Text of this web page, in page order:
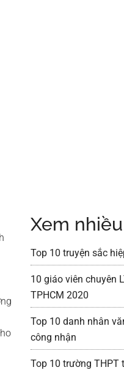
Xem
Top 10 truyện sắc
10 giáo viên chuyên
TPHCM 2020
Top 10 danh nhân
công nhận
Top 10 trường THPT